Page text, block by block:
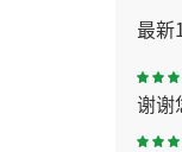
最新
谢谢